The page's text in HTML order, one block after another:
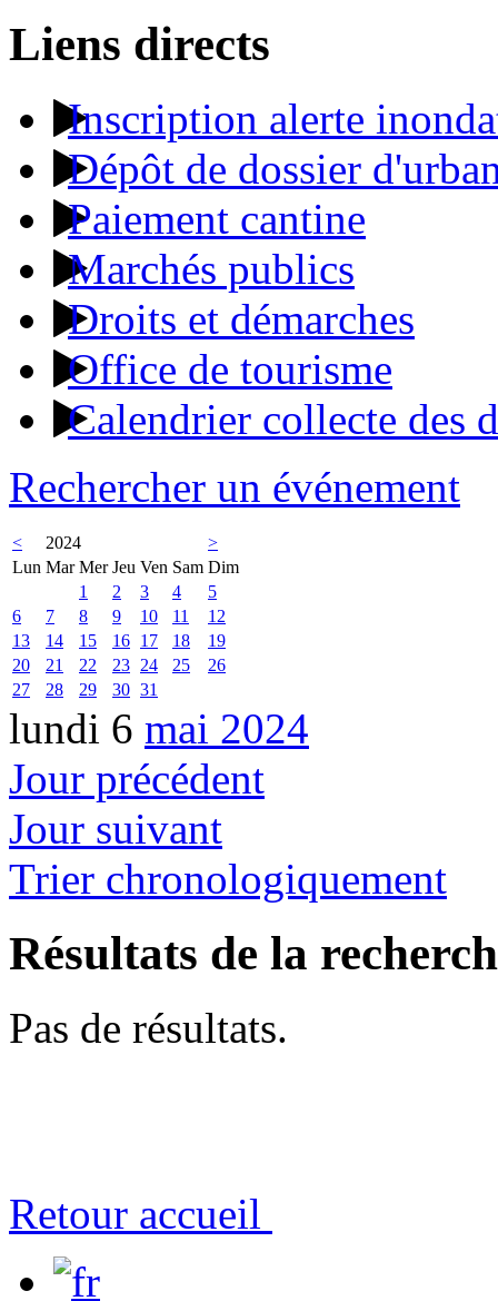
Liens directs
Inscription alerte
Dépôt de dossier
Paiement cantine
Marchés publics
Droits et démarches
Office de tourisme
Calendrier collecte des
Rechercher un événement
< 2024
>
Lun Mar Mer Jeu Ven Sam Dim
1
2 3 4
5
6
7 8 9 10 11
12
13
14 15 16 17 18
19
20
21 22 23 24 25
26
27
28 29 30 31
lundi 6 mai 2024
Jour précédent
Jour suivant
Trier chronologiquement
Résultats de la
Pas de résultats.
Retour accueil